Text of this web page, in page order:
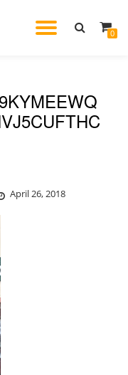
0
April 26, 2018